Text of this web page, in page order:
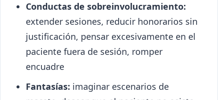
Conductas de sobreinvolucramiento:
extender sesiones, reducir honorarios sin
justificación, pensar excesivamente en el
paciente fuera de sesión, romper
encuadre
Fantasías: imaginar escenarios de